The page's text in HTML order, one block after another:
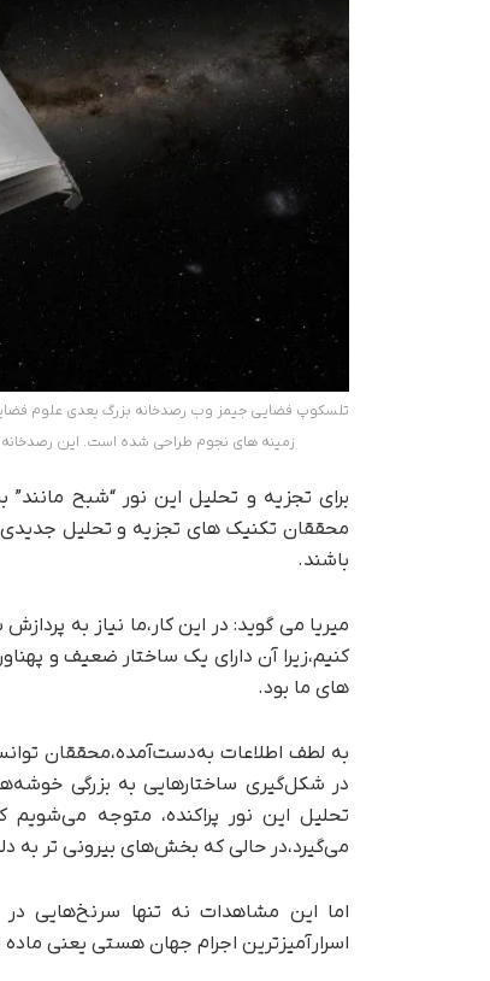
تلسکوپ فضایی جیمز وب رصدخانه بزرگ بعدی علوم
زمینه های نجوم طراحی شده است. این
برای تجزیه و تحلیل این نور “شبح
محققان تکنیک های تجزیه و تحلیل جدیدی
باشند.
میریا می گوید: در این کار،ما نیاز به
کنیم،زیرا آن دارای یک ساختار ضعیف و
های ما بود.
به لطف اطلاعات به‌دست‌آمده،محققان
در شکل‌گیری ساختارهایی به بزرگی
تحلیل این نور پراکنده، متوجه
می‌گیرد،در حالی که بخش‌های بیرونی تر
اما این مشاهدات نه تنها سرنخ‌هایی
اسرارآمیزترین اجرام جهان هستی یعنی ماده